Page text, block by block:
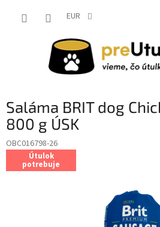
EUR
Saláma BRIT dog
800 g ÚSK
OBC016798-26
Útulok
potrebuje